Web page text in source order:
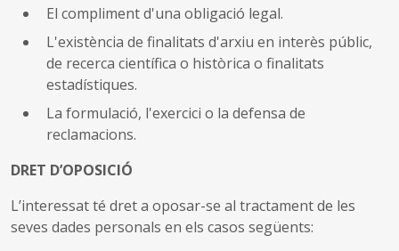
El compliment d'una obligació legal.
L'existència de finalitats d'arxiu en interès públic,
de recerca científica o històrica o finalitats
estadístiques.
La formulació, l'exercici o la defensa de
reclamacions.
DRET D’OPOSICIÓ
L’interessat té dret a oposar-se al tractament de les
seves dades personals en els casos següents: